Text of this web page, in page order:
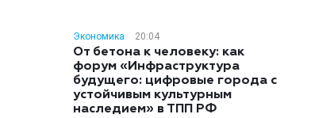
Экономика 20:04
От бетона к человеку: как
форум «Инфраструктура
будущего: цифровые города с
устойчивым культурным
наследием» в ТПП РФ